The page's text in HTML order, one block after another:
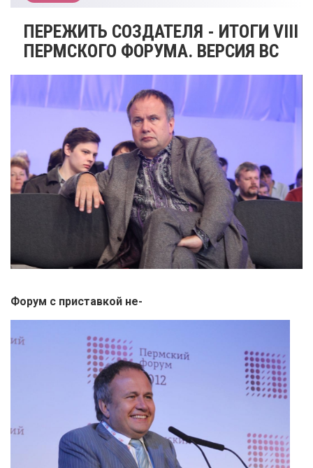
ПЕРЕЖИТЬ СОЗДАТЕЛЯ - ИТОГИ VIII
ПЕРМСКОГО ФОРУМА. ВЕРСИЯ BC
Форум с приставкой не-